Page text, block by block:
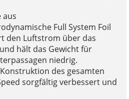
aus
Full System Foil
den Luftstrom über das
hält das Gewicht für
niedrig.
des gesamten
sorgfältig verbessert und